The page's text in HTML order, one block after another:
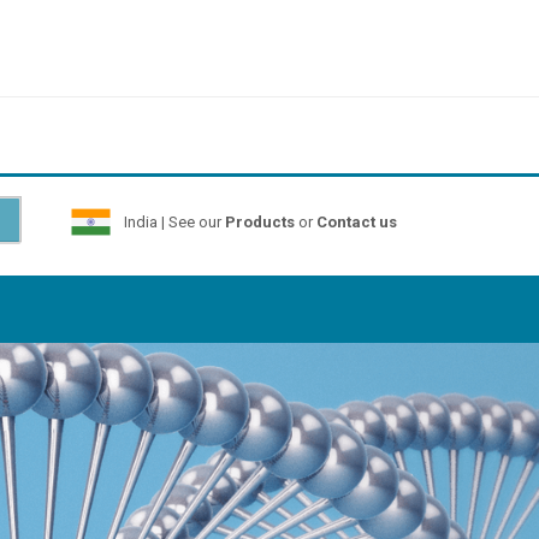
India | See our Productsor Contact us